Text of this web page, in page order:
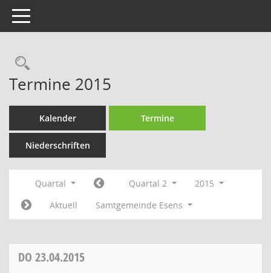
Toggle navigation
Rechercheauswahl
Termine 2015
Kalender Termine
Niederschriften
Quartal Quartal 2
2015
Aktuell
Samtgemeinde Esens
DO 23.04.2015